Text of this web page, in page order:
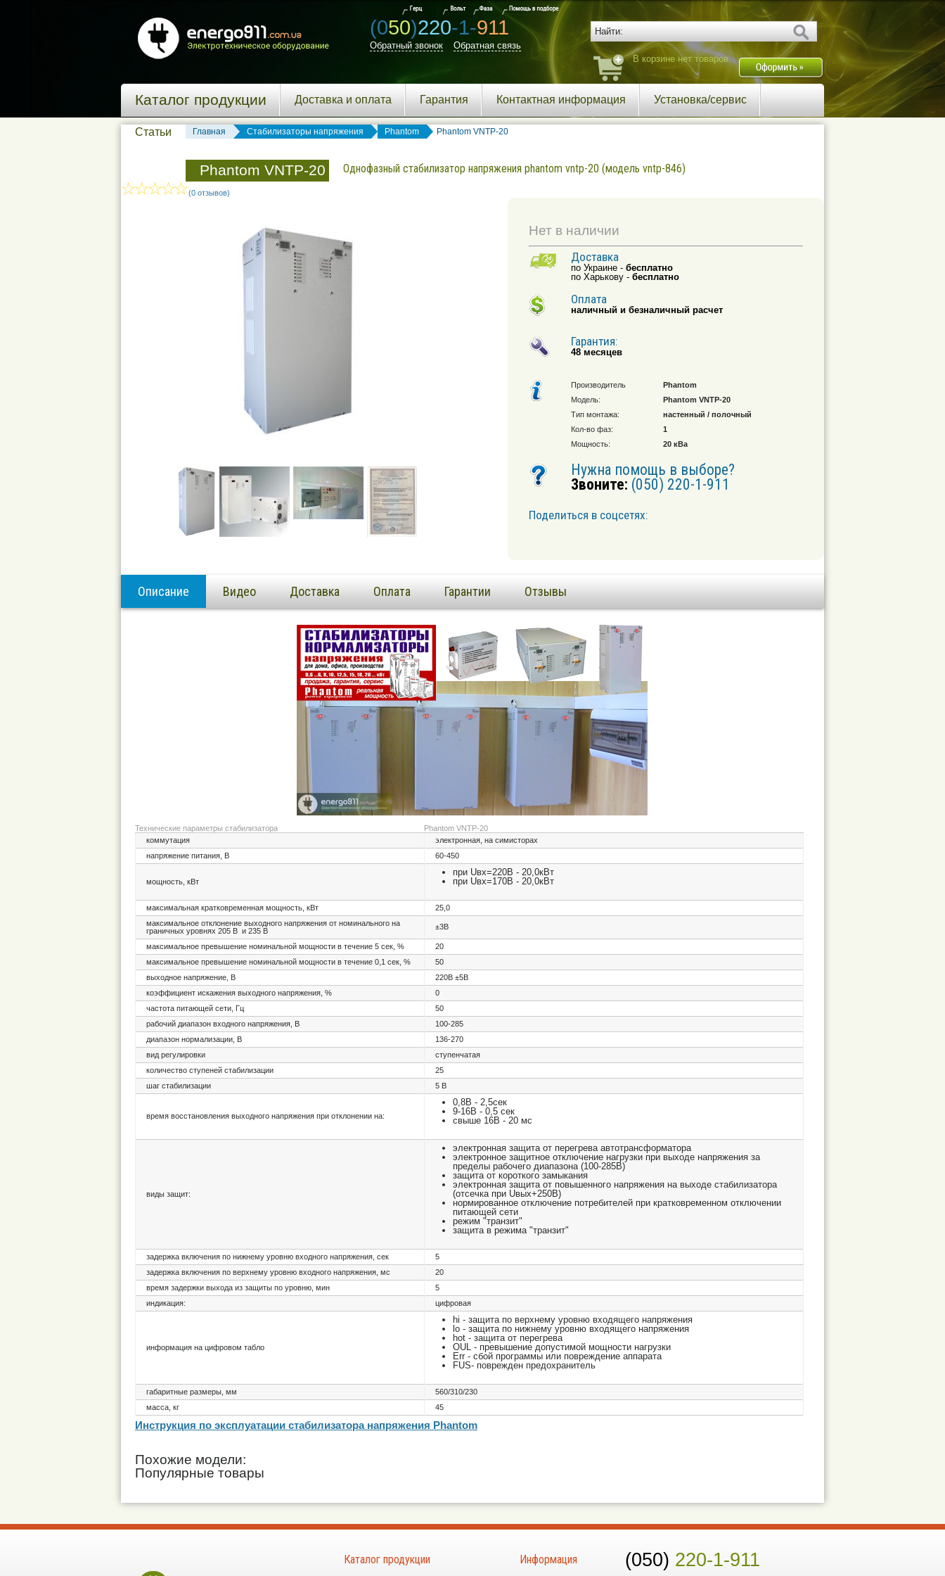
(050)220-1-911
Обратный звонок
Обратная связь
В корзине нет товаров.
Каталог продукции Доставка и оплата Гарантия Контактная информация Установка/сервис
Статьи Главная Стабилизаторы напряжения Phantom Phantom VNTP-20
Phantom VNTP-20 Однофазный стабилизатор напряжения phantom vntp-20 (модель vntp-846)
(0 отзывов)
Нет в наличии
Доставка
по Украине - бесплатно
по Харькову - бесплатно
Оплата
наличный и безналичный расчет
Гарантия:
48 месяцев
Производитель
Phantom
Модель:
Phantom VNTP-20
Тип монтажа:
настенный / полочный
Кол-во фаз:
1
Мощность:
20 кВа
Нужна помощь в выборе?
Звоните: (050) 220-1-911
Поделиться в соцсетях:
Описание Видео Доставка Оплата Гарантии Отзывы
Технические параметры стабилизатора
Phantom VNTP-20
коммутация
электронная, на симисторах
напряжение питания, В
60-450
мощность, кВт
при Uвх=220В - 20,0кВт
при Uвх=170В - 20,0кВт
максимальная кратковременная мощность, кВт
25,0
максимальное отклонение выходного напряжения от номинального на
граничных уровнях 205 В и 235 В
±3В
максимальное превышение номинальной мощности в течение 5 сек, %
20
максимальное превышение номинальной мощности в течение 0,1 сек, %
50
выходное напряжение, В
220В ±5В
коэффициент искажения выходного напряжения, %
0
частота питающей сети, Гц
50
рабочий диапазон входного напряжения, В
100-285
диапазон нормализации, В
136-270
вид регулировки
ступенчатая
количество ступеней стабилизации
25
шаг стабилизации
5 В
время восстановления выходного напряжения при отклонении на:
0,8В - 2,5сек
9-16В - 0,5 сек
свыше 16В - 20 мс
виды защит:
электронная защита от перегрева автотрансформатора
электронное защитное отключение нагрузки при выходе напряжения за
пределы рабочего диапазона (100-285В)
защита от короткого замыкания
электронная защита от повышенного напряжения на выходе стабилизатора
(отсечка при Uвых+250В)
нормированное отключение потребителей при кратковременном отключении
питающей сети
режим "транзит"
защита в режима "транзит"
задержка включения по нижнему уровню входного напряжения, сек
5
задержка включения по верхнему уровню входного напряжения, мс
20
время задержки выхода из защиты по уровню, мин
5
индикация:
цифровая
информация на цифровом табло
hi - защита по верхнему уровню входящего напряжения
lo - защита по нижнему уровню входящего напряжения
hot - защита от перегрева
OUL - превышение допустимой мощности нагрузки
Err - сбой программы или повреждение аппарата
FUS- поврежден предохранитель
габаритные размеры, мм
560/310/230
масса, кг
45
Инструкция по эксплуатации стабилизатора напряжения Phantom
Похожие модели:
Популярные товары
Каталог продукции Информация (050) 220-1-911